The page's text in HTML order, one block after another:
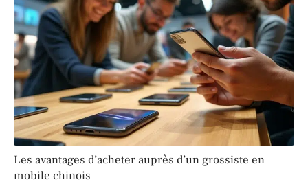
Les avantages d’acheter auprès d’un grossiste en
mobile chinois